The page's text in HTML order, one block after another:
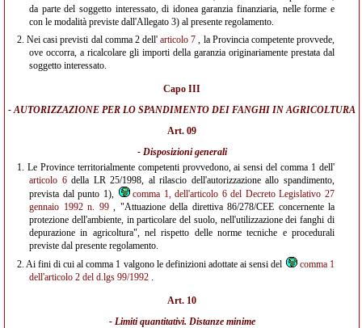
da parte del soggetto interessato, di idonea garanzia finanziaria, nelle forme e
con le modalità previste dall'Allegato 3) al presente regolamento.
2.Nei casi previsti dal comma 2 dell'articolo 7 , la Provincia competente provvede,
ove occorra, a ricalcolare gli importi della garanzia originariamente prestata dal
soggetto interessato.
Capo III
- AUTORIZZAZIONE PER LO SPANDIMENTO DEI FANGHI IN AGRICOLTURA
Art. 09
- Disposizioni generali
1. Le Province territorialmente competenti provvedono, ai sensi del comma 1 dell'
articolo 6della LR 25/1998, al rilascio dell'autorizzazione allo spandimento,
prevista dal punto 1),
comma 1, dell'articolo 6 del Decreto Legislativo 27
gennaio 1992 n. 99, "Attuazione della direttiva 86/278/CEE concernente la
protezione dell'ambiente, in particolare del suolo, nell'utilizzazione dei fanghi di
depurazione in agricoltura", nel rispetto delle norme tecniche e procedurali
previste dal presente regolamento.
2.Ai fini di cui al comma 1 valgono le definizioni adottate ai sensi del
comma 1
dell'articolo 2 del d.lgs 99/1992 .
Art. 10
- Limiti quantitativi. Distanze minime